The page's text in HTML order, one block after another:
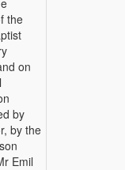
the
on
by
by the
Emil